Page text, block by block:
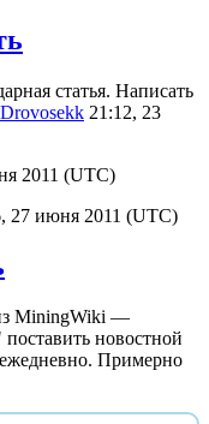
статья. Написать
Drovosekk 21:12, 23
2011 (UTC)
27 июня 2011 (UTC)
MiningWiki —
новостной
Примерно